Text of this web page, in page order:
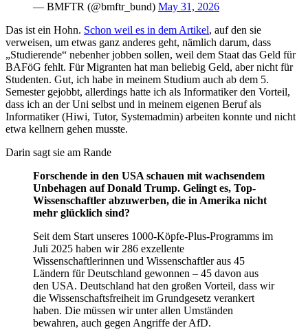
— BMFTR (@bmftr_bund) May 31, 2026
Das ist ein Hohn. Schon weil es in dem Artikel, auf den sie
verweisen, um etwas ganz anderes geht, nämlich darum, dass
„Studierende“ nebenher jobben sollen, weil dem Staat das Geld für
BAFöG fehlt. Für Migranten hat man beliebig Geld, aber nicht für
Studenten. Gut, ich habe in meinem Studium auch ab dem 5.
Semester gejobbt, allerdings hatte ich als Informatiker den Vorteil,
dass ich an der Uni selbst und in meinem eigenen Beruf als
Informatiker (Hiwi, Tutor, Systemadmin) arbeiten konnte und nicht
etwa kellnern gehen musste.
Darin sagt sie am Rande
Forschende in den USA schauen mit wachsendem
Unbehagen auf Donald Trump. Gelingt es, Top-
Wissenschaftler abzuwerben, die in Amerika nicht
mehr glücklich sind?
Seit dem Start unseres 1000-Köpfe-Plus-Programms im
Juli 2025 haben wir 286 exzellente
Wissenschaftlerinnen und Wissenschaftler aus 45
Ländern für Deutschland gewonnen – 45 davon aus
den USA. Deutschland hat den großen Vorteil, dass wir
die Wissenschaftsfreiheit im Grundgesetz verankert
haben. Die müssen wir unter allen Umständen
bewahren, auch gegen Angriffe der AfD.